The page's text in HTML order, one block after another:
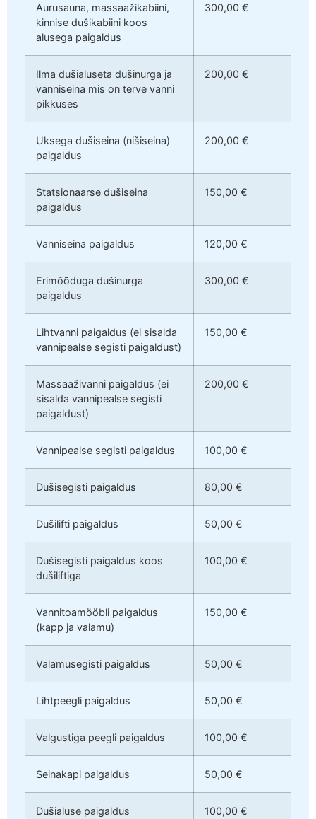
Aurusauna, massaažikabiini,
kinnise dušikabiini koos
alusega paigaldus
300,00 €
Ilma dušialuseta dušinurga ja
vanniseina mis on terve vanni
pikkuses
200,00 €
Uksega dušiseina (nišiseina)
paigaldus
200,00 €
Statsionaarse dušiseina
paigaldus
150,00 €
Vanniseina paigaldus 120,00 €
Erimõõduga dušinurga
paigaldus
300,00 €
Lihtvanni paigaldus (ei sisalda
vannipealse segisti paigaldust)
150,00 €
Massaaživanni paigaldus (ei
sisalda vannipealse segisti
paigaldust)
200,00 €
Vannipealse segisti paigaldus 100,00 €
Dušisegisti paigaldus 80,00 €
Dušilifti paigaldus 50,00 €
Dušisegisti paigaldus koos
dušiliftiga
100,00 €
Vannitoamööbli paigaldus
(kapp ja valamu)
150,00 €
Valamusegisti paigaldus 50,00 €
Lihtpeegli paigaldus 50,00 €
Valgustiga peegli paigaldus 100,00 €
Seinakapi paigaldus 50,00 €
Dušialuse paigaldus 100,00 €